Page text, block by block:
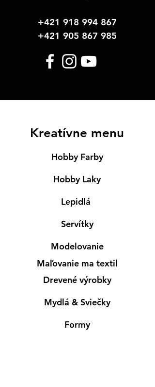
+421 918 994 867
+421 905 867 985
Kreatívne menu
Hobby Farby
Hobby Laky
Lepidlá
Servítky
Modelovanie
Maľovanie ma textil
Drevené výrobky
Mydlá & Sviečky
Formy